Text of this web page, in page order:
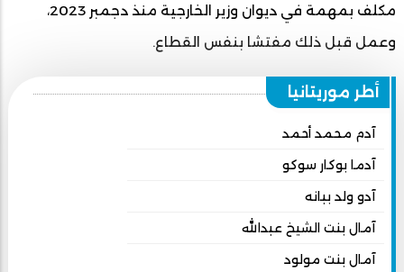
مكلف بمهمة في ديوان وزير الخارجية منذ دجمبر 2023،
وعمل قبل ذلك مفتشا بنفس القطاع.
أطر موريتانيا
آدم محمد أحمد
آدما بوكار سوكو
آدو ولد ببانه
آمال بنت الشيخ عبدالله
آمال بنت مولود